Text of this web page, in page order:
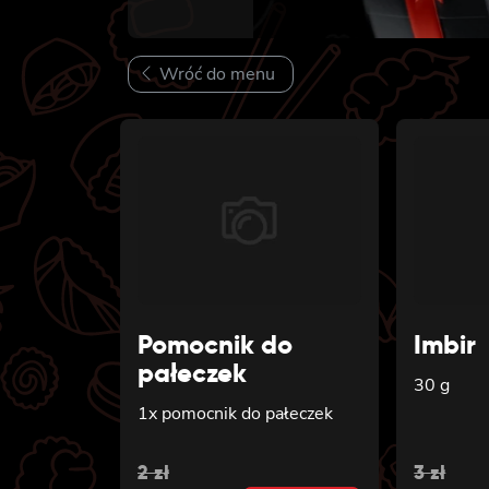
Wróć do menu
Pomocnik do
pałeczek
1x pomocnik do pałeczek
2zł
Original
Current
Imbir
30 g
3zł
Current